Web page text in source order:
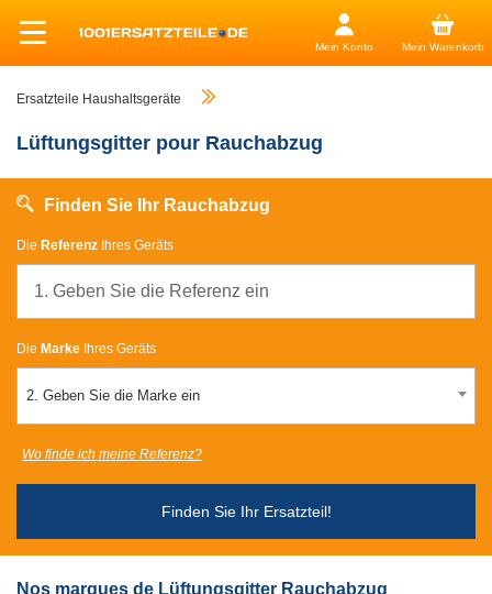
Mein Konto Mein Warenkorb
Ersatzteile Haushaltsgeräte
Lüftungsgitter pour Rauchabzug
Finden Sie Ihr Rauchabzug
Die Referenz Ihres Geräts
Die Marke Ihres Geräts
2. Geben Sie die Marke ein
Finden Sie Ihr Ersatzteil!
Wo finde ich meine Referenz?
Nos marques de Lüftungsgitter Rauchabzug